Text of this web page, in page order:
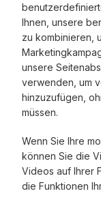
Ihnen, unsere
zu kombinieren,
unsere
verwenden, um
hinzuzufügen,
müssen.
Wenn Sie Ihre
können Sie die
Videos auf Ihrer
die Funktionen